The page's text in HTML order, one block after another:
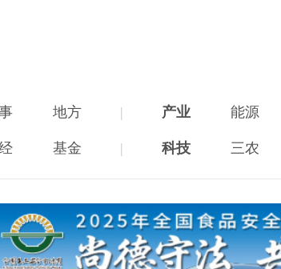
地方 | 产业 能源
基金 | 科技 三农